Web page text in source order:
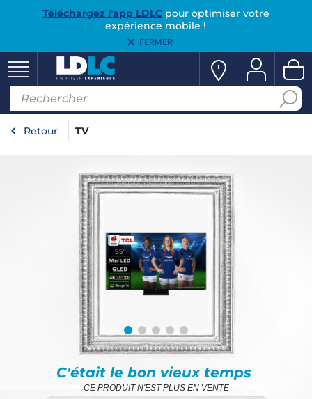
Téléchargez l'app LDLCpour optimiser votre
expérience mobile !
FERMER
Retour TV
C'était le bon vieux temps
CE PRODUIT N'EST PLUS EN VENTE